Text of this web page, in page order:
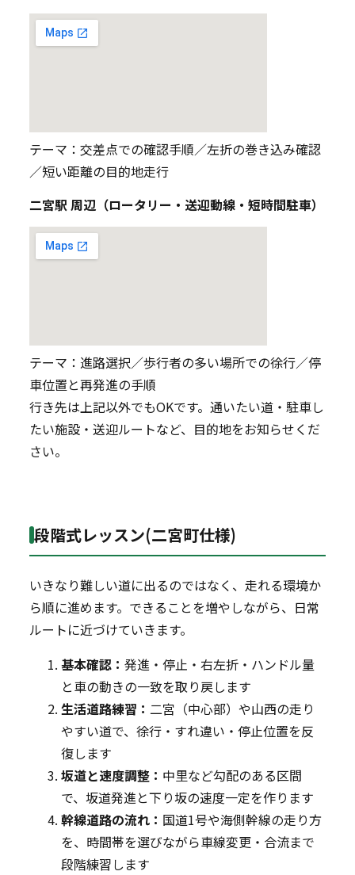
テーマ：交差点での確認手順／左折の巻き込み確認
／短い距離の目的地走行
二宮駅 周辺（ロータリー・送迎動線・短時間駐車）
テーマ：進路選択／歩行者の多い場所での徐行／停
車位置と再発進の手順
行き先は上記以外でもOKです。通いたい道・駐車し
たい施設・送迎ルートなど、目的地をお知らせくだ
さい。
段階式レッスン(二宮町仕様)
いきなり難しい道に出るのではなく、走れる環境か
ら順に進めます。できることを増やしながら、日常
ルートに近づけていきます。
基本確認：発進・停止・右左折・ハンドル量
と車の動きの一致を取り戻します
生活道路練習： 二宮（中心部）や山西の走り
やすい道で、徐行・すれ違い・停止位置を反
復します
坂道と速度調整： 中里など勾配のある区間
で、坂道発進と下り坂の速度一定を作ります
幹線道路の流れ： 国道1号や海側幹線の走り方
を、時間帯を選びながら車線変更・合流まで
段階練習します